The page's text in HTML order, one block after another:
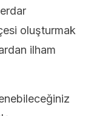
oluşturmak
ilham